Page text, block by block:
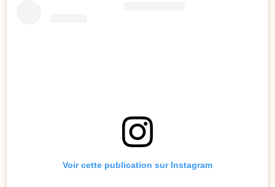
Voir cette publication sur Instagram